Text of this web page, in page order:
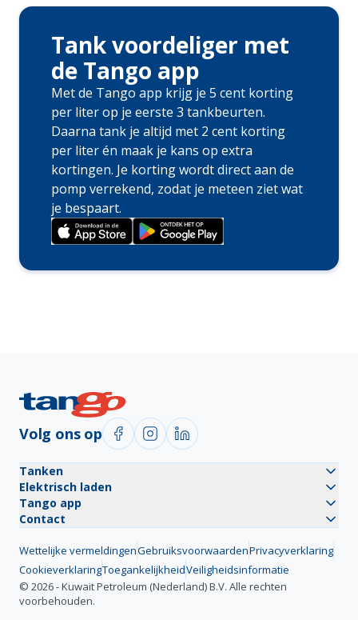
Tank voordeliger met
de Tango app
Met de Tango app krijg je 5 cent korting
per liter op je eerste 3 tankbeurten.
Daarna tank je altijd met 2 cent korting
per liter én maak je kans op extra
kortingen. Je korting wordt direct aan de
pomp verrekend, zodat je meteen ziet wat
je bespaart.
Volg ons op
Tanken
Elektrisch laden
Tango app
Contact
Wettelijke vermeldingenGebruiksvoorwaardenPrivacyverklaring
CookieverklaringToegankelijkheidVeiligheidsinformatie
© 2026-Kuwait Petroleum (Nederland) B.V. Alle rechten
voorbehouden.